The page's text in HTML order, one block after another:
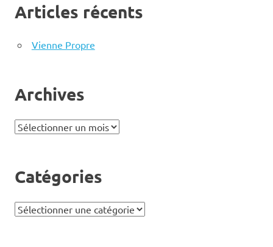
Articles récents
Vienne Propre
Archives
Archives
Catégories
Catégories